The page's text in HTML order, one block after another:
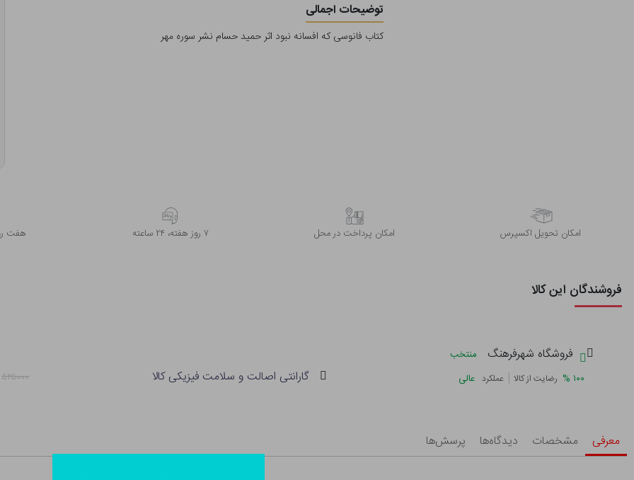
توضیحات اجمالی
کتاب فانوسی که افسانه نبود اثر حمید حسام نشر سوره مهر
اﻣﮑﺎن ﺗﺤﻮﯾﻞ اﮐﺴﭙﺮس امکان پرداخت در محل ۷ روز ﻫﻔﺘﻪ، ۲۴ ﺳﺎﻋﺘﻪ هفت
فروشندگان این کالا
فروشگاه شهرفرهنگ
منتخب
۱۰۰ % رضایت از کالا | عملکرد عالی گارانتی اصالت و سلامت فیزیکی کالا ۵۲۵۰۰۰
معرفی مشخصات دیدگاه‌ها پرسش‌ها